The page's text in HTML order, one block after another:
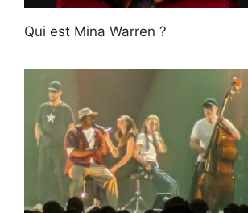
Qui est Mina Warren ?